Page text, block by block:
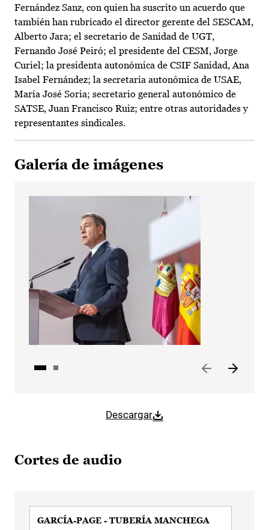
Fernández Sanz, con quien ha suscrito un acuerdo que
también han rubricado el director gerente del SESCAM,
Alberto Jara; el secretario de Sanidad de UGT,
Fernando José Peiró; el presidente del CESM, Jorge
Curiel; la presidenta autonómica de CSIF Sanidad, Ana
Isabel Fernández; la secretaria autonómica de USAE,
María José Soria; secretario general autonómico de
SATSE, Juan Francisco Ruiz; entre otras autoridades y
representantes sindicales.
Galería de imágenes
Descargar
Cortes de audio
GARCÍA-PAGE - TUBERÍA MANCHEGA